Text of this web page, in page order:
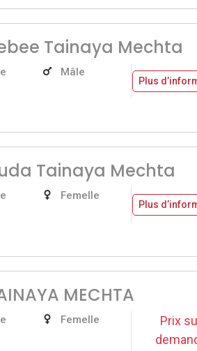
Tainaya Mechta
Mâle
Plus
Tainaya Mechta
Femelle
Plus
MECHTA
Femelle
Prix